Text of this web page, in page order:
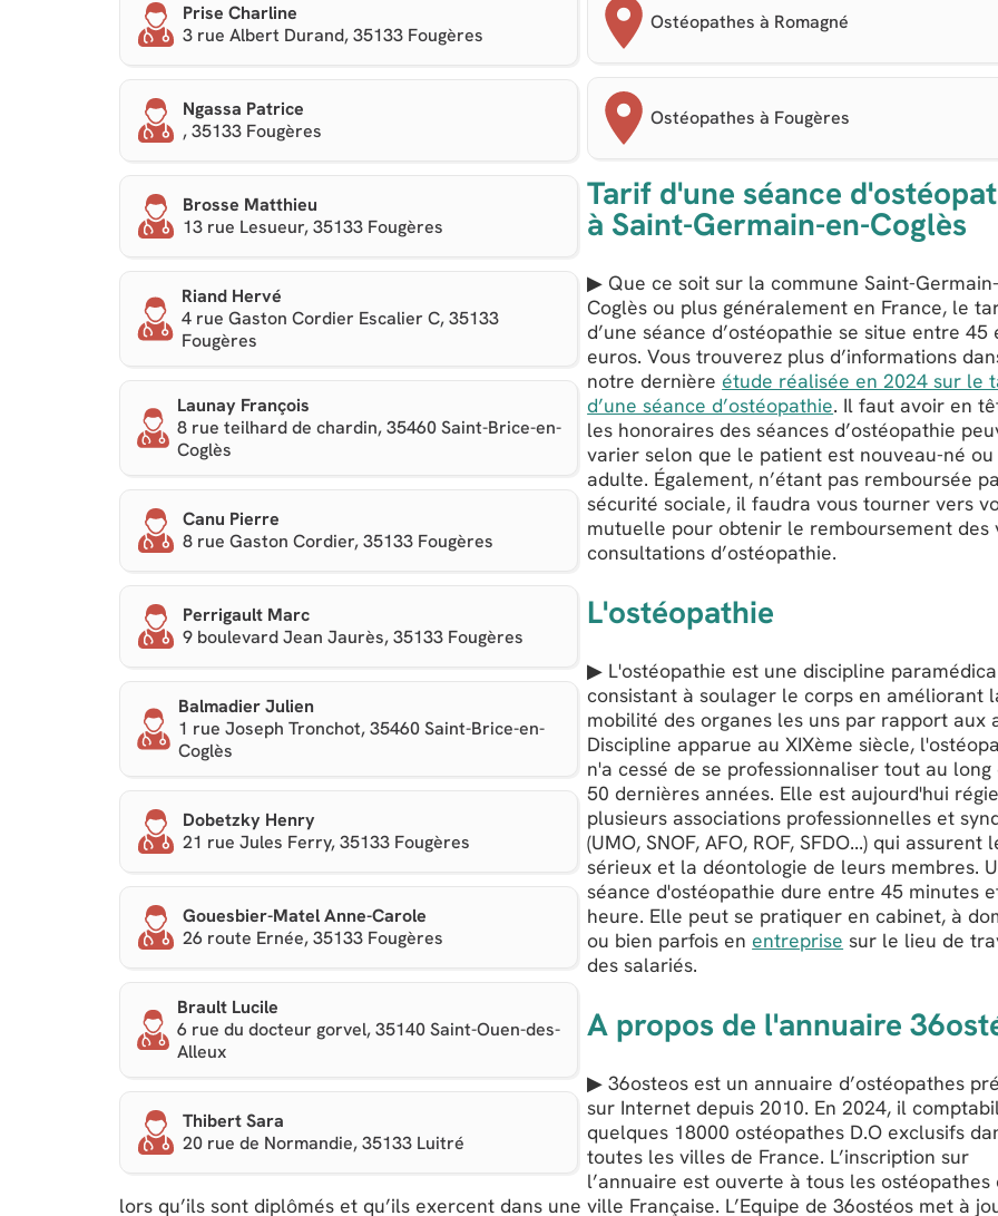
Prise Charline
3 rue Albert Durand, 35133 Fougères
Ngassa Patrice
, 35133 Fougères
Brosse Matthieu
13 rue Lesueur, 35133 Fougères
Riand Hervé
4 rue Gaston Cordier Escalier C, 35133
Fougères
Launay François
8 rue teilhard de chardin, 35460 Saint-Brice-en-
Coglès
Canu Pierre
8 rue Gaston Cordier, 35133 Fougères
Perrigault Marc
9 boulevard Jean Jaurès, 35133 Fougères
Balmadier Julien
1 rue Joseph Tronchot, 35460 Saint-Brice-en-
Coglès
Dobetzky Henry
21 rue Jules Ferry, 35133 Fougères
Gouesbier-Matel Anne-Carole
26 route Ernée, 35133 Fougères
Brault Lucile
6 rue du docteur gorvel, 35140 Saint-Ouen-des-
Alleux
Thibert Sara
20 rue de Normandie, 35133 Luitré
Ostéopathes à Romagné
Ostéopathes à Fougères
Tarif d'une séance
à Saint-Germain-en-Coglès
▶ Que ce soit sur la commune Saint-
Coglès ou plus généralement en France, le
d’une séance d’ostéopathie se situe entre 45
euros. Vous trouverez plus d’informations
notre dernière étude réalisée en 2024 sur le
d’une séance d’ostéopathie. Il faut avoir en
les honoraires des séances d’ostéopathie
varier selon que le patient est nouveau-né ou
adulte. Également, n’étant pas remboursée
sécurité sociale, il faudra vous tourner vers
mutuelle pour obtenir le remboursement des
consultations d’ostéopathie.
L'ostéopathie
▶ L'ostéopathie est une discipline
consistant à soulager le corps en améliorant
mobilité des organes les uns par rapport aux
Discipline apparue au XIXème siècle,
n'a cessé de se professionnaliser tout au long
50 dernières années. Elle est aujourd'hui
plusieurs associations professionnelles et
(UMO, SNOF, AFO, ROF, SFDO...) qui assurent
sérieux et la déontologie de leurs membres.
séance d'ostéopathie dure entre 45 minutes
heure. Elle peut se pratiquer en cabinet, à
ou bien parfois en entreprise sur le lieu de
des salariés.
A propos de l'annuaire
▶ 36osteos est un annuaire d’ostéopathes
sur Internet depuis 2010. En 2024, il
quelques 18000 ostéopathes D.O exclusifs
toutes les villes de France. L’inscription sur
l’annuaire est ouverte à tous les ostéopathes
lors qu’ils sont diplômés et qu’ils exercent dans une ville Française. L’Equipe de 36ostéos met à